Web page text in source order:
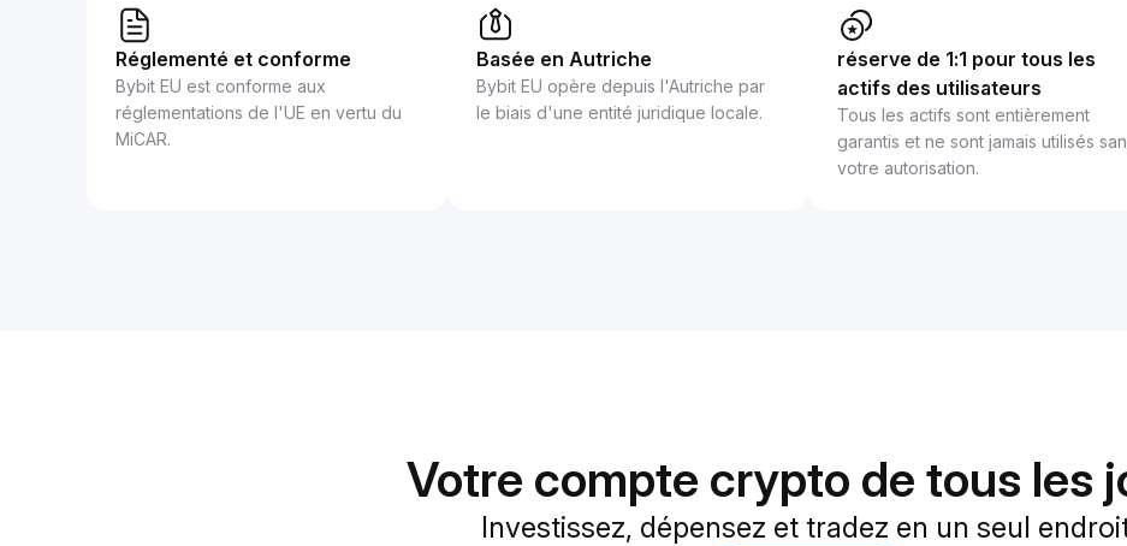
Réglementé et conforme
Bybit EU est conforme aux
réglementations de l'UE en vertu du
MiCAR.
Basée en Autriche
Bybit EU opère depuis l'Autriche par
le biais d'une entité juridique locale.
réserve de 1:1 pour tous les
actifs des utilisateurs
Tous les actifs sont entièrement
garantis et ne sont jamais utilisés
votre autorisation.
Votre compte crypto de tous les
Investissez, dépensez et tradez en un seul